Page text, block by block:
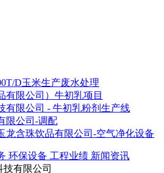
D玉米生产废水处理
有限公司）牛初乳项目
有限公司 - 牛初乳粉剂生产线
限公司-调配
龙含珠饮品有限公司-空气净化设备
环保设备 工程业绩 新闻资讯
有限公司